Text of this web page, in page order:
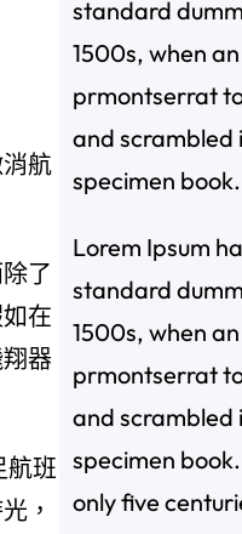
航
了
在
器
航班
，
standard
1500s, when
prmontserrat
and scrambled
specimen book.
Lorem Ipsum
standard
1500s, when
prmontserrat
and scrambled
specimen
only five